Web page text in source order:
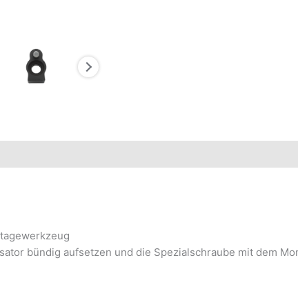
bündig aufsetzen und die Spezialschraube mit dem